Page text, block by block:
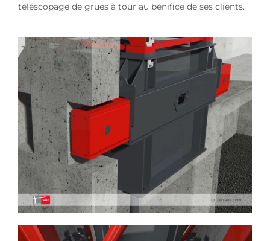
téléscopage de grues à tour au bénifice de ses clients.